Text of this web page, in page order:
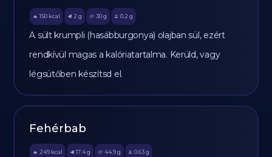
🔥 150 kcal 🥩 2 g 🥔 30g 🫒 0.2 g
A sült krumpli (hasábburgonya) olajban sül, ezért
rendkívül magas a kalóriatartalma. Kerüld, vagy
légsütőben készítsd el.
Fehérbab
🔥 249 kcal 🥩 17.4 g 🥔 44.9g 🫒 0.63 g